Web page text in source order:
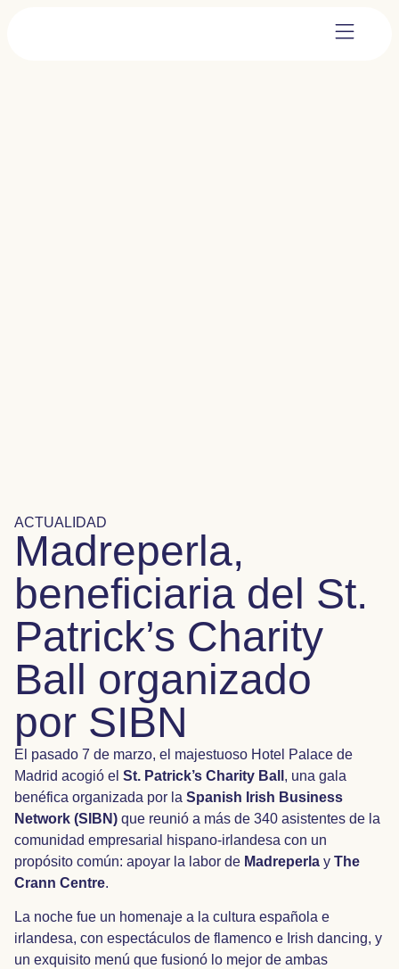
ACTUALIDAD
Madreperla,
beneficiaria del St.
Patrick’s Charity
Ball organizado
por SIBN
El pasado 7 de marzo, el majestuoso Hotel Palace de
Madrid acogió el St. Patrick’s Charity Ball , una gala
benéfica organizada por la Spanish Irish Business
Network (SIBN) que reunió a más de 340 asistentes de la
comunidad empresarial hispano-irlandesa con un
propósito común: apoyar la labor de Madreperla y The
Crann Centre.
La noche fue un homenaje a la cultura española e
irlandesa, con espectáculos de flamenco e Irish dancing, y
un exquisito menú que fusionó lo mejor de ambas